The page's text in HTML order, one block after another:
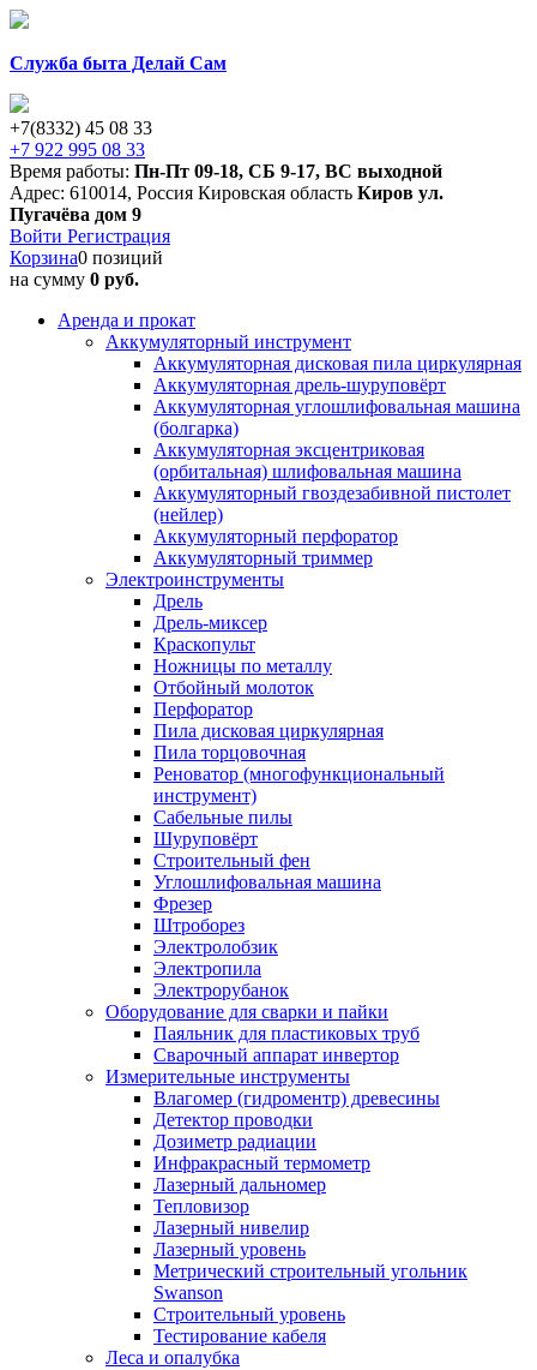
Служба быта Делай Сам
+7(8332) 45 08 33
+7 922 995 08 33
Время работы: Пн-Пт 09-18, СБ 9-17, ВС выходной
Адрес: 610014, Россия Кировская область Киров ул.
Пугачёва дом 9
Войти Регистрация
Корзина0 позиций
на сумму 0 руб.
Аренда и прокат
Аккумуляторный инструмент
Аккумуляторная дисковая пила циркулярная
Аккумуляторная дрель-шуруповёрт
Аккумуляторная углошлифовальная машина
(болгарка)
Аккумуляторная эксцентриковая
(орбитальная) шлифовальная машина
Аккумуляторный гвоздезабивной пистолет
(нейлер)
Аккумуляторный перфоратор
Аккумуляторный триммер
Электроинструменты
Дрель
Дрель-миксер
Краскопульт
Ножницы по металлу
Отбойный молоток
Перфоратор
Пила дисковая циркулярная
Пила торцовочная
Реноватор (многофункциональный
инструмент)
Сабельные пилы
Шуруповёрт
Строительный фен
Углошлифовальная машина
Фрезер
Штроборез
Электролобзик
Электропила
Электрорубанок
Оборудование для сварки и пайки
Паяльник для пластиковых труб
Сварочный аппарат инвертор
Измерительные инструменты
Влагомер (гидроментр) древесины
Детектор проводки
Дозиметр радиации
Инфракрасный термометр
Лазерный дальномер
Тепловизор
Лазерный нивелир
Лазерный уровень
Метрический строительный угольник
Swanson
Строительный уровень
Тестирование кабеля
Леса и опалубка